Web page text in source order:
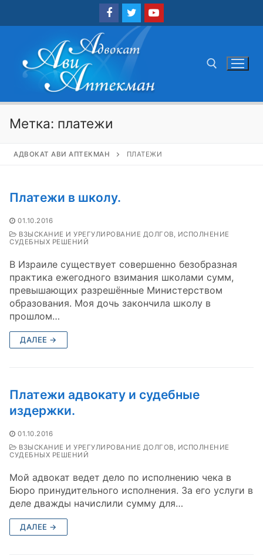
Метка: платежи
АДВОКАТ АВИ АПТЕКМАН ПЛАТЕЖИ
Платежи в школу.
01.10.2016
ВЗЫСКАНИЕ И УРЕГУЛИРОВАНИЕ ДОЛГОВ, ИСПОЛНЕНИЕ
СУДЕБНЫХ РЕШЕНИЙ
В Израиле существует совершенно безобразная
практика ежегодного взимания школами сумм,
превышающих разрешённые Министерством
образования. Моя дочь закончила школу в
прошлом…
ДАЛЕЕ →
Платежи адвокату и судебные
издержки.
01.10.2016
ВЗЫСКАНИЕ И УРЕГУЛИРОВАНИЕ ДОЛГОВ, ИСПОЛНЕНИЕ
СУДЕБНЫХ РЕШЕНИЙ
Мой адвокат ведет дело по исполнению чека в
Бюро принудительного исполнения. За его услуги в
деле дважды начислили сумму для…
ДАЛЕЕ →